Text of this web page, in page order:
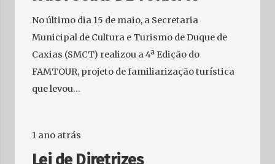
No último dia 15 de maio, a Secretaria
Municipal de Cultura e Turismo de Duque de
Caxias (SMCT) realizou a 4ª Edição do
FAMTOUR, projeto de familiarização turística
que levou…
1 ano atrás
Lei de Diretrizes